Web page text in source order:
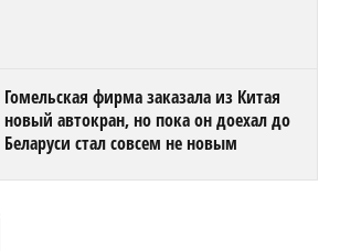
Гомельская фирма заказала из Китая
новый автокран, но пока он доехал до
Беларуси стал совсем не новым